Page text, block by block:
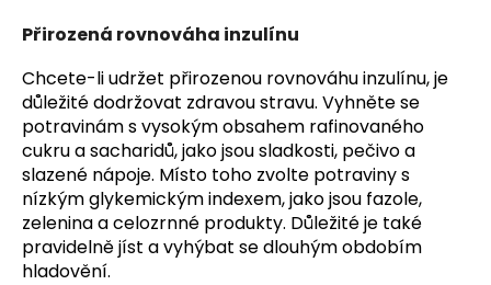
Přirozená rovnováha inzulínu
Chcete-li udržet přirozenou rovnováhu inzulínu, je
důležité dodržovat zdravou stravu. Vyhněte se
potravinám s vysokým obsahem rafinovaného
cukru a sacharidů, jako jsou sladkosti, pečivo a
slazené nápoje. Místo toho zvolte potraviny s
nízkým glykemickým indexem, jako jsou fazole,
zelenina a celozrnné produkty. Důležité je také
pravidelně jíst a vyhýbat se dlouhým obdobím
hladovění.